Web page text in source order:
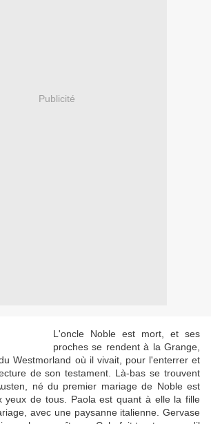
Publicité
L'oncle Noble est mort, et ses
proches se rendent à la Grange,
Westmorland où il vivait, pour l'enterrer et
de son testament. Là-bas se trouvent
né du premier mariage de Noble est
yeux de tous. Paola est quant à elle la fille
avec une paysanne italienne. Gervase